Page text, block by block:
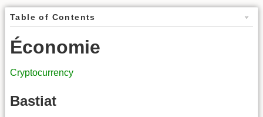
Table of Contents
Économie
Cryptocurrency
Bastiat